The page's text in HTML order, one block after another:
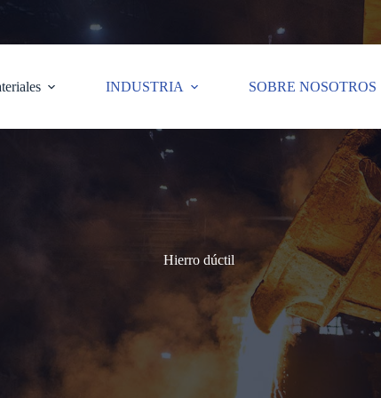
INDUSTRIA SOBRE NOSOTROS
Hierro dúctil